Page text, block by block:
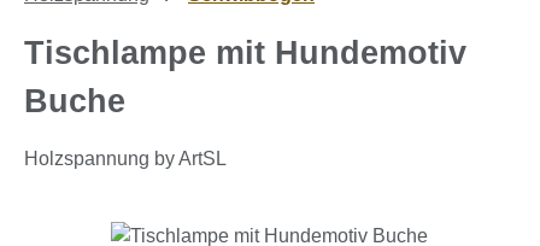
Tischlampe mit Hundemotiv
Buche
Holzspannung by ArtSL
Bildergalerie überspringen